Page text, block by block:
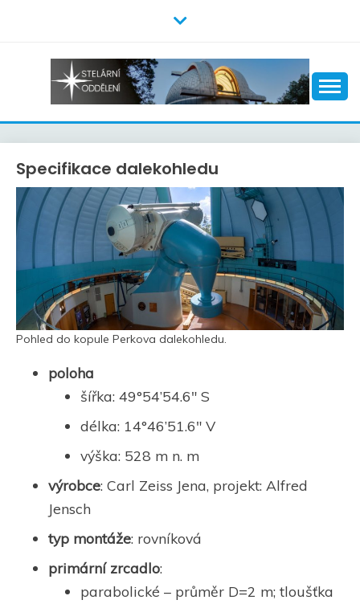
Specifikace dalekohledu
Pohled do kopule Perkova dalekohledu.
poloha
šířka: 49°54’54.6″ S
délka: 14°46’51.6″ V
výška: 528 m n. m
výrobce: Carl Zeiss Jena, projekt: Alfred
Jensch
typ montáže: rovníková
primární zrcadlo:
parabolické – průměr D=2 m; tloušťka